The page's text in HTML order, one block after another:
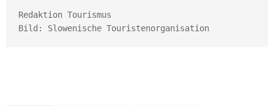
Redaktion Tourismus
Bild: Slowenische Touristenorganisation